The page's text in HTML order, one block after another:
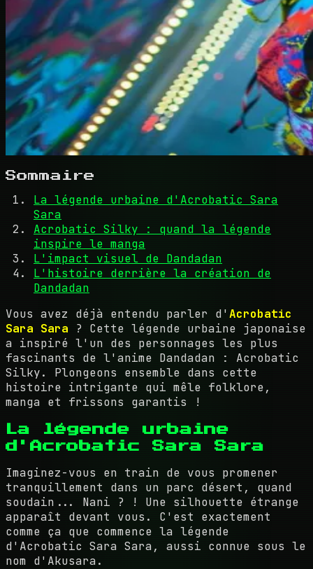
Sommaire
La légende urbaine d'Acrobatic Sara
Sara
Acrobatic Silky : quand la légende
inspire le manga
L'impact visuel de Dandadan
L'histoire derrière la création de
Dandadan
Vous avez déjà entendu parler d'Acrobatic
Sara Sara ? Cette légende urbaine japonaise
a inspiré l'un des personnages les plus
fascinants de l'anime Dandadan : Acrobatic
Silky. Plongeons ensemble dans cette
histoire intrigante qui mêle folklore,
manga et frissons garantis !
La légende urbaine
d'Acrobatic Sara Sara
Imaginez-vous en train de vous promener
tranquillement dans un parc désert, quand
soudain... Nani ? ! Une silhouette étrange
apparaît devant vous. C'est exactement
comme ça que commence la légende
d'Acrobatic Sara Sara, aussi connue sous le
nom d'Akusara.